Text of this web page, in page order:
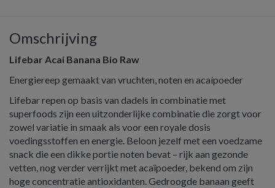
Omschrijving
Lifebar Acai Banana Bio Raw
Energiereep gemaakt van vruchten, noten en acaípoeder
Lifebar repen op basis van dadels in combinatie met
superfoods zijn een uitzonderlijke combinatie die zorgt voor
zowel variatie in smaak als voor een royale dosis
voedingsstoffen en energie. Beloon jezelf met een voedzame
snack die een dikke portie noten bevat – rijk aan gezonde
vetten, nog verder verrijkt met acaïpoeder, bekend om zijn
hoge concentratie antioxidanten. Gedroogde banaan geeft